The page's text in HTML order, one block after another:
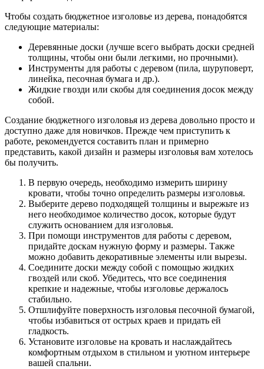
Чтобы создать бюджетное изголовье из дерева, понадобятся
следующие материалы:
Деревянные доски (лучше всего выбрать доски средней
толщины, чтобы они были легкими, но прочными).
Инструменты для работы с деревом (пила, шуруповерт,
линейка, песочная бумага и др.).
Жидкие гвозди или скобы для соединения досок между
собой.
Создание бюджетного изголовья из дерева довольно просто и
доступно даже для новичков. Прежде чем приступить к
работе, рекомендуется составить план и примерно
представить, какой дизайн и размеры изголовья вам хотелось
бы получить.
В первую очередь, необходимо измерить ширину
кровати, чтобы точно определить размеры изголовья.
Выберите дерево подходящей толщины и вырежьте из
него необходимое количество досок, которые будут
служить основанием для изголовья.
При помощи инструментов для работы с деревом,
придайте доскам нужную форму и размеры. Также
можно добавить декоративные элементы или вырезы.
Соедините доски между собой с помощью жидких
гвоздей или скоб. Убедитесь, что все соединения
крепкие и надежные, чтобы изголовье держалось
стабильно.
Отшлифуйте поверхность изголовья песочной бумагой,
чтобы избавиться от острых краев и придать ей
гладкость.
Установите изголовье на кровать и наслаждайтесь
комфортным отдыхом в стильном и уютном интерьере
вашей спальни.